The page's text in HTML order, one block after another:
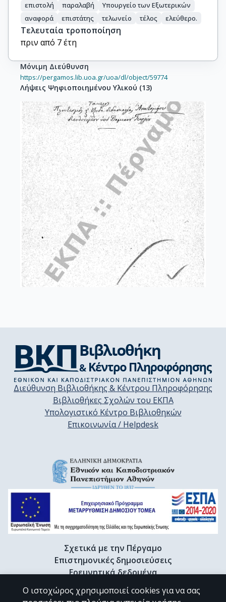
επιστολή
παραλαβή
Υπουργείο των Εξωτερικών
αναφορά
επιστάτης τελωνείο τέλος ελεύθερο.
Τελευταία τροποποίηση
πριν από 7 έτη
Μόνιμη Διεύθυνση
https://pergamos.lib.uoa.gr/uoa/dl/object/59774
Λήψεις Ψηφιοποιημένου Υλικού (13)
Διεύθυνση Βιβλιοθήκης & Κέντρου Πληροφόρησης
Βιβλιοθήκες Σχολών του ΕΚΠΑ
Υπολογιστικό Κέντρο Βιβλιοθηκών
Επικοινωνία / Helpdesk
Σχετικά με την Πέργαμο
Επιστημονικές δημοσιεύσεις
Ερευνητικά δεδομένα
Διδακτορικές διατριβές & Γκρίζα βιβλιογραφία
Προφίλ Ερευνητή
Ο ιστοχώρος χρησιμοποιεί cookies για να σας